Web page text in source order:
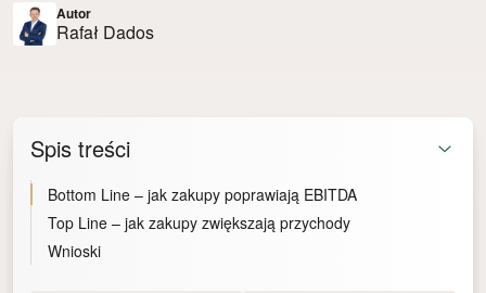
Autor
Rafał Dados
Spis treści
Bottom Line – jak zakupy poprawiają EBITDA
Top Line – jak zakupy zwiększają przychody
Wnioski